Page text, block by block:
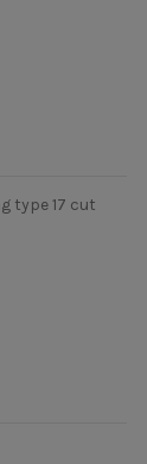
type 17 cut